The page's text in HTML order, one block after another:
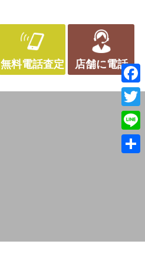
無料電話査定 店舗に電話
Line